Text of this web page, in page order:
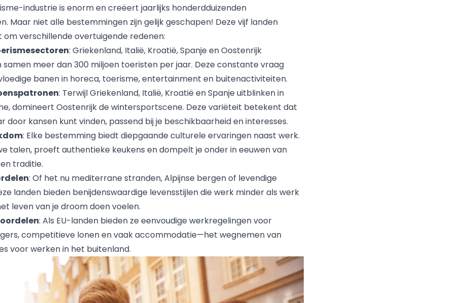
industrie is enorm en creëert jaarlijks honderdduizenden
Maar niet alle bestemmingen zijn gelijk geschapen! Deze vijf landen
om verschillende overtuigende redenen:
: Griekenland, Italië, Kroatië, Spanje en Oostenrijk
meer dan 300 miljoen toeristen per jaar. Deze constante vraag
banen in horeca, toerisme, entertainment en buitenactiviteiten.
: Terwijl Griekenland, Italië, Kroatië en Spanje uitblinken in
domineert Oostenrijk de wintersportscene. Deze variëteit betekent dat
door kansen kunt vinden, passend bij je beschikbaarheid en interesses.
: Elke bestemming biedt diepgaande culturele ervaringen naast werk.
talen, proeft authentieke keukens en dompelt je onder in eeuwen van
traditie.
: Of het nu mediterrane stranden, Alpijnse bergen of levendige
landen bieden benijdenswaardige levensstijlen die werk minder als werk
leven van je droom doen voelen.
: Als EU-landen bieden ze eenvoudige werkregelingen voor
competitieve lonen en vaak accommodatie—het wegnemen van
voor werken in het buitenland.